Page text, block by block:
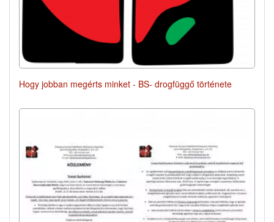
Hogy jobban megérts minket - BS- drogfüggő története